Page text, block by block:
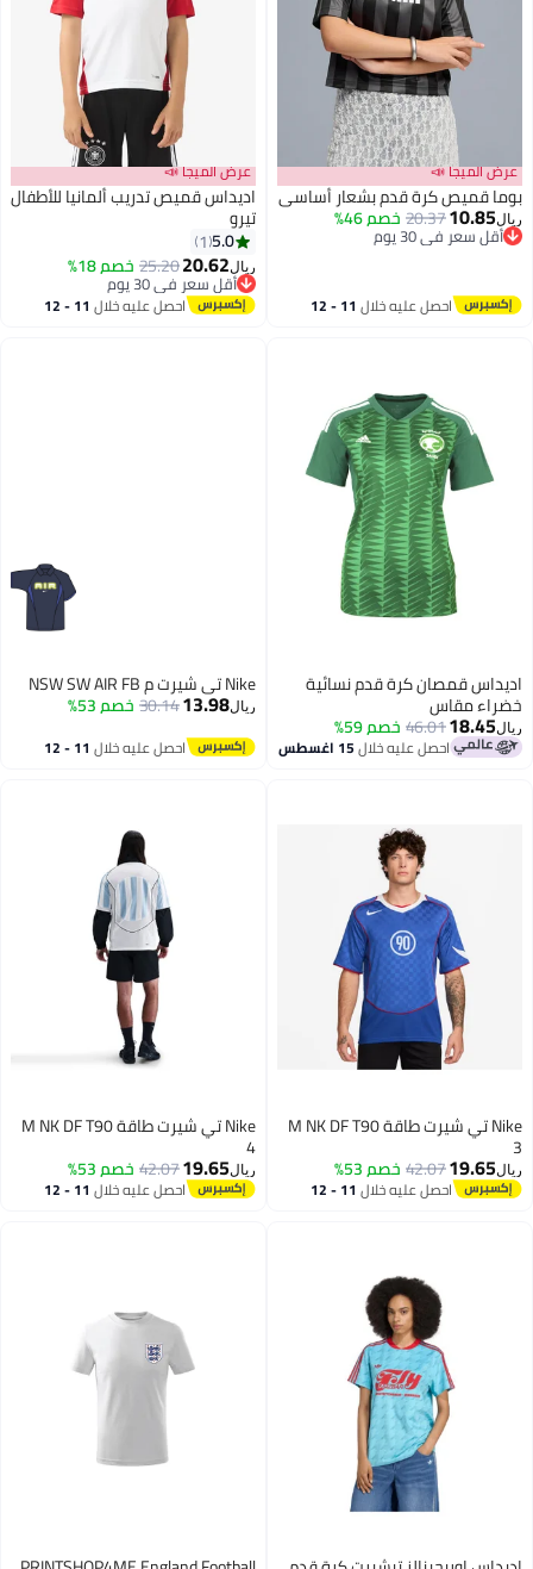
عرض الميجا 📣
بوما قميص كرة قدم بشعار أساسي
ريال10.85
20.37خصم 46%
أقل سعر في 30 يوم
أقل سعر في 30 يوم
احصل عليه خلال 11 - 12
عرض الميجا 📣
اديداس قميص تدريب ألمانيا للأطفال
تيرو
5.0
1
ريال20.62
25.20خصم 18%
أقل سعر في 30 يوم
أقل سعر في 30 يوماحصل عليه خلال 11 - 12
اديداس قمصان كرة قدم نسائية
خضراء مقاس
ريال18.45
46.01خصم 59%
احصل عليه خلال15 اغسطس
Nike تي شيرت م NSW SW AIR FB
ريال13.98
30.14خصم 53%
احصل عليه خلال 11 - 12
Nike تي شيرت طاقة M NK DF T90
3
ريال19.65
42.07خصم 53%
احصل عليه خلال 11 - 12
اغسطس
Nike تي شيرت طاقة M NK DF T90
4
ريال19.65
42.07خصم 53%
احصل عليه خلال 11 - 12
اغسطس